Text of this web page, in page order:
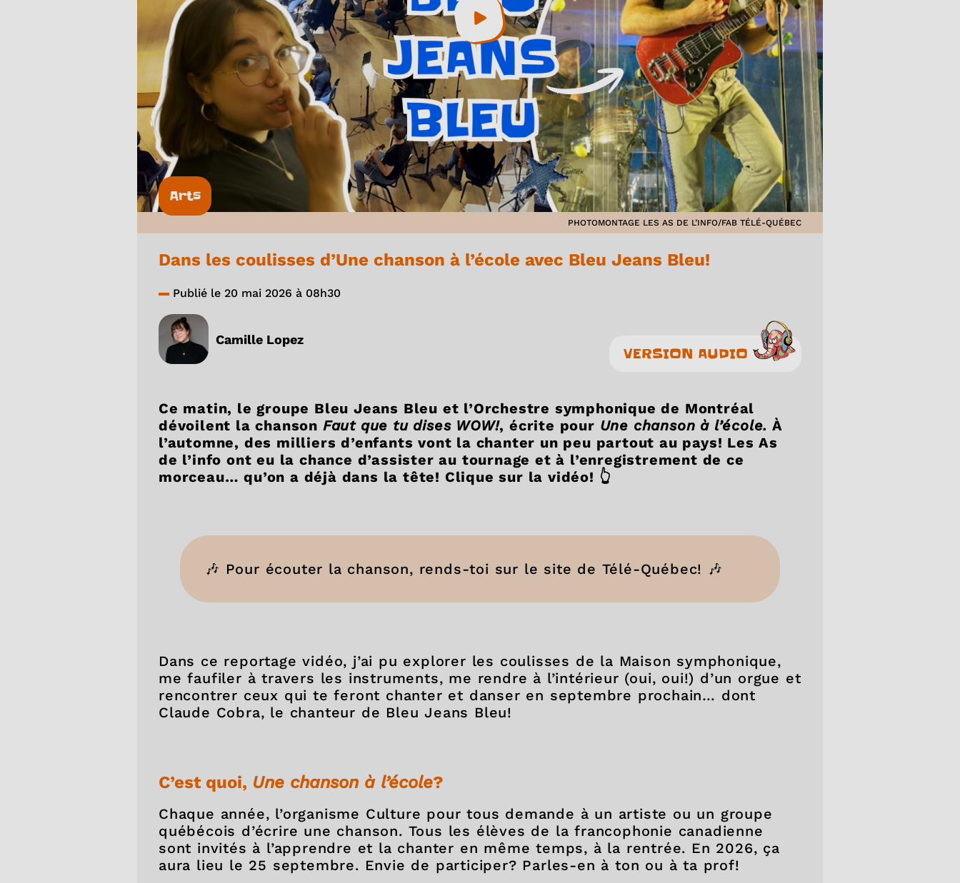
Arts
PHOTOMONTAGE LES AS DE L’INFO/FAB TÉLÉ-QUÉBEC
Dans les coulisses d’Une chanson à l’école avec Bleu Jeans Bleu!
Publié le 20 mai 2026 à 08h30
Camille Lopez
VERSION AUDIO
Ce matin, le groupe Bleu Jeans Bleu et l’Orchestre symphonique de Montréal
dévoilent la chanson Faut que tu dises WOW!, écrite pour Une chanson à l’école.À
l’automne, des milliers d’enfants vont la chanter un peu partout au pays! Les As
de l’info ont eu la chance d’assister au tournage et à l’enregistrement de ce
morceau… qu’on a déjà dans la tête! Clique sur la vidéo! 👆
🎶 Pour écouter la chanson, rends-toi sur le site de Télé-Québec! 🎶
Dans ce reportage vidéo, j’ai pu explorer les coulisses de la Maison symphonique,
me faufiler à travers les instruments, me rendre à l’intérieur (oui, oui!) d’un orgue et
rencontrer ceux qui te feront chanter et danser en septembre prochain… dont
Claude Cobra, le chanteur de Bleu Jeans Bleu!
C’est quoi, Une chanson à l’école?
Chaque année, l’organisme Culture pour tous demande à un artiste ou un groupe
québécois d’écrire une chanson. Tous les élèves de la francophonie canadienne
sont invités à l’apprendre et la chanter en même temps, à la rentrée. En 2026, ça
aura lieu le 25 septembre. Envie de participer? Parles-en à ton ou à ta prof!